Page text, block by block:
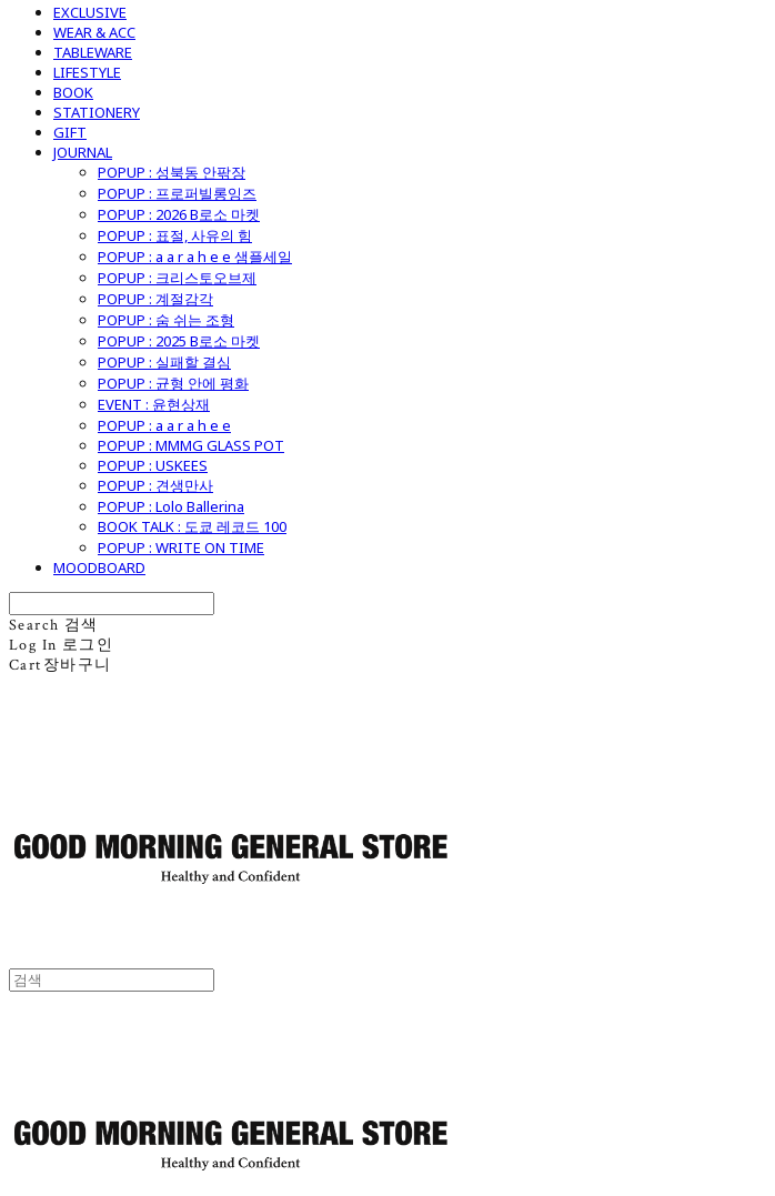
EXCLUSIVE
WEAR & ACC
TABLEWARE
LIFESTYLE
BOOK
STATIONERY
GIFT
JOURNAL
POPUP : 성북동 안팎장
POPUP : 프로퍼빌롱잉즈
POPUP : 2026 B로소 마켓
POPUP : 표절, 사유의 힘
POPUP : a a r a h e e 샘플세일
POPUP : 크리스토오브제
POPUP : 계절감각
POPUP : 숨 쉬는 조형
POPUP : 2025 B로소 마켓
POPUP : 실패할 결심
POPUP : 균형 안에 평화
EVENT : 윤현상재
POPUP : a a r a h e e
POPUP : MMMG GLASS POT
POPUP : USKEES
POPUP : 견생만사
POPUP : Lolo Ballerina
BOOK TALK : 도쿄 레코드 100
POPUP : WRITE ON TIME
MOODBOARD
Search 검색
Log In 로그인
Cart 장바구니